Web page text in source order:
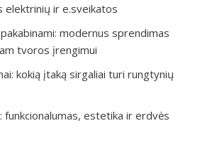
elektrinių ir e.sveikatos
modernus sprendimas
tvoros įrengimui
kokią įtaką sirgaliai turi rungtynių
estetika ir erdvės